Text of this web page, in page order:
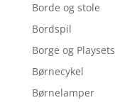
Borde og stole
Bordspil
Borge og Playsets
Børnecykel
Børnelamper